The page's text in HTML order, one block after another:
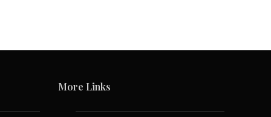
More Links